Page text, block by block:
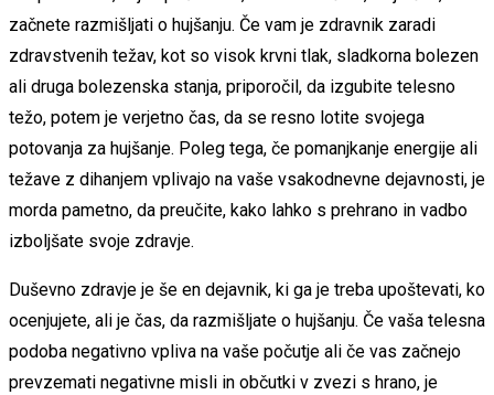
začnete razmišljati o hujšanju. Če vam je zdravnik zaradi
zdravstvenih težav, kot so visok krvni tlak, sladkorna bolezen
ali druga bolezenska stanja, priporočil, da izgubite telesno
težo, potem je verjetno čas, da se resno lotite svojega
potovanja za hujšanje. Poleg tega, če pomanjkanje energije ali
težave z dihanjem vplivajo na vaše vsakodnevne dejavnosti, je
morda pametno, da preučite, kako lahko s prehrano in vadbo
izboljšate svoje zdravje.
Duševno zdravje je še en dejavnik, ki ga je treba upoštevati, ko
ocenjujete, ali je čas, da razmišljate o hujšanju. Če vaša telesna
podoba negativno vpliva na vaše počutje ali če vas začnejo
prevzemati negativne misli in občutki v zvezi s hrano, je